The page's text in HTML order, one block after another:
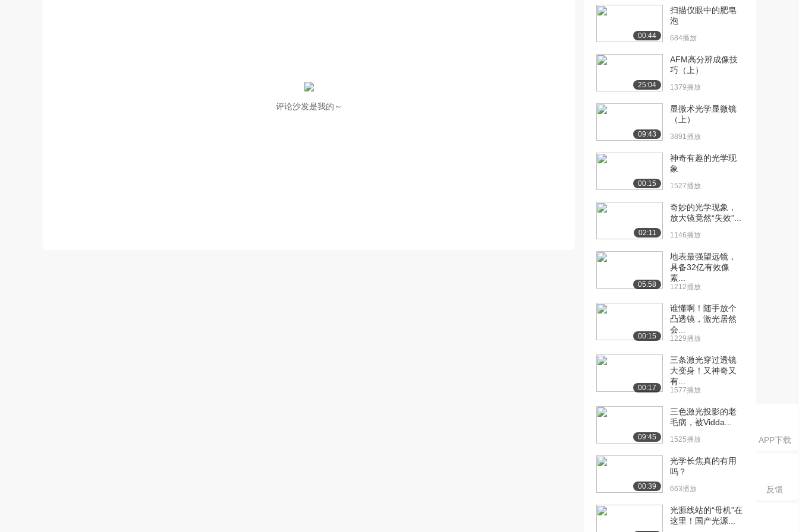
APP下载
反馈
评论沙发是我的～
[10] 1.6 光学系统的类别和
07:02
[11] 1.6 光学系统的类别和
成像的概念...
07:02
[12] 1.7 理想像和理想光学
系统（上）
系统（下）
实际光路计...
实际光路计...
[16] 2.1 共轴球面系统中的
实际光路计...
1724播放
[17] 2.4 近轴光学的基本公
1880播放
[18] 2.4 近轴光学的基本公
945播放
[19] 2.4 近轴光学的基本公
1669播放
[20] 2.5 共轴理想光学系统
的基面和基...
1277播放
[21] 2.5 共轴理想光学系统
00:44
扫描仪眼中的肥皂
泡
684播放
25:04
AFM高分辨成像技
巧（上）
1379播放
09:43
显微术光学显微镜
（上）
3891播放
00:15
神奇有趣的光学现
象
1527播放
02:11
奇妙的光学现象，
放大镜竟然“失效”...
1146播放
05:58
地表最强望远镜，
具备32亿有效像
素...
1212播放
00:15
谁懂啊！随手放个
凸透镜，激光居然
会...
1229播放
00:17
三条激光穿过透镜
大变身！又神奇又
有...
1577播放
09:45
三色激光投影的老
毛病，被Vidda...
1525播放
00:39
光学长焦真的有用
吗？
663播放
光源线站的“母机”在
这里！国产光源...